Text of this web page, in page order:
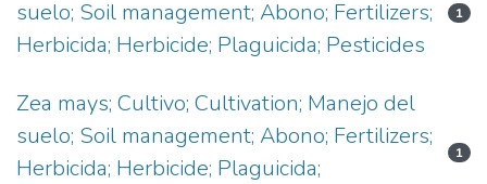
suelo; Soil management; Abono; Fertilizers;
Herbicida; Herbicide; Plaguicida; Pesticides
1
Zea mays; Cultivo; Cultivation; Manejo del
suelo; Soil management; Abono; Fertilizers;
Herbicida; Herbicide; Plaguicida;
1